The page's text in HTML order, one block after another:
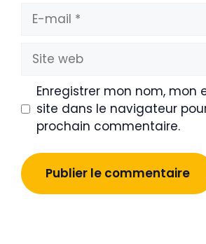
mail
Site
web
Enregistrer mon nom, mon
site dans le navigateur
prochain commentaire.